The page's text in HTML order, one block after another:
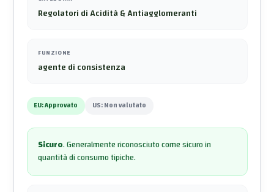
Regolatori di Acidità & Antiagglomeranti
FUNZIONE
agente di consistenza
EU:Approvato US:Non valutato
Sicuro.Generalmente riconosciuto come sicuro in
quantità di consumo tipiche.